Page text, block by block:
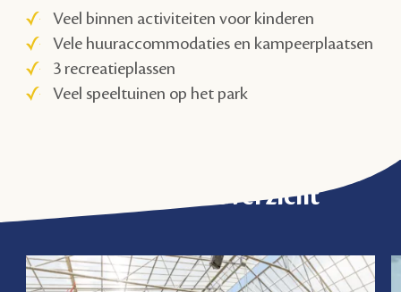
Veel binnen activiteiten voor kinderen
Vele huuraccommodaties en kampeerplaatsen
3 recreatieplassen
Veel speeltuinen op het park
Activiteitenoverzicht